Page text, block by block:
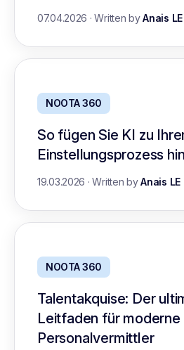
07.04.2026 ·Written byAnais LE
NOOTA 360
So fügen Sie KI zu
Einstellungsprozess
19.03.2026 ·Written byAnais LE
NOOTA 360
Talentakquise: Der
Leitfaden für moderne
Personalvermittler